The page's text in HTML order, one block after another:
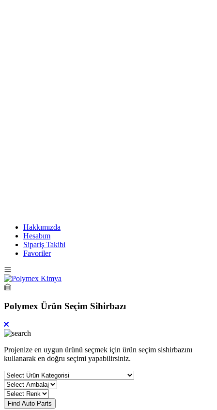
Hakkımızda
Hesabım
Sipariş Takibi
Favoriler
Polymex Ürün Seçim Sihirbazı
Projenize en uygun ürünü seçmek için ürün seçim sishirbazını
kullanarak en doğru seçimi yapabilirsiniz.
Find Auto Parts